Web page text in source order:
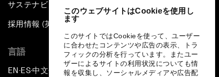
このウェブサイトはCookieを使用し
ます
このサイトではCookieを使って、ユーザー
に合わせたコンテンツや広告の表示、トラ
フィックの分析を行っています。またユー
ザーによるサイトの利用状況についても情
報を収集し、ソーシャルメディアや広告配
サステナビリティへの取り組み
採用情報 (英語のみ)
言語
EN ▪ES▪中文▪ 日本語